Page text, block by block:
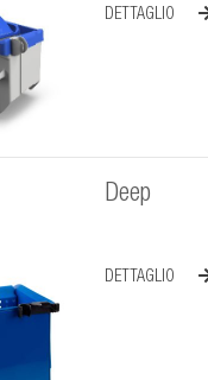
DETTAGLIO
Deep
DETTAGLIO